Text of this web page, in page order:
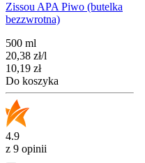
Zissou APA Piwo (butelka
bezzwrotna)
500 ml
20,38 zł/l
Cena
10,19 zł
Do koszyka
4.9
z 9 opinii